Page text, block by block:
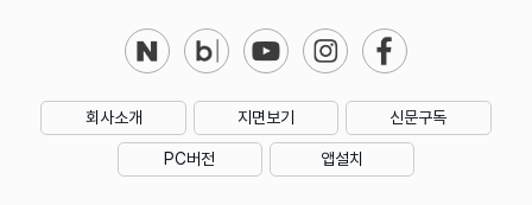
회사소개 지면보기 신문구독
PC버전 앱설치